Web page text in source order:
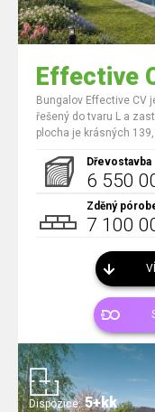
Effective
Bungalov Effective CV
řešený do tvaru L a
plocha je krásných
Dřevostavba
6 550
Zděný
7 100
Dispozice: 5+kk